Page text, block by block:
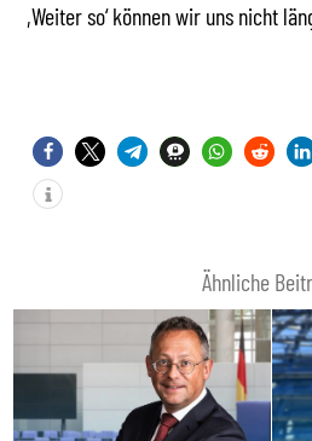
,Weiter so‘ können wir uns nicht
Ähnliche